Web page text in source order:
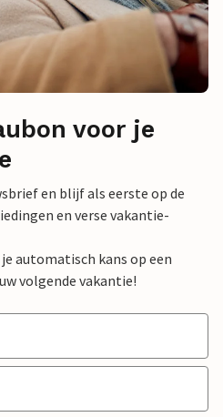
voor je
en blijf als eerste op de
en verse vakantie-
automatisch kans op een
volgende vakantie!